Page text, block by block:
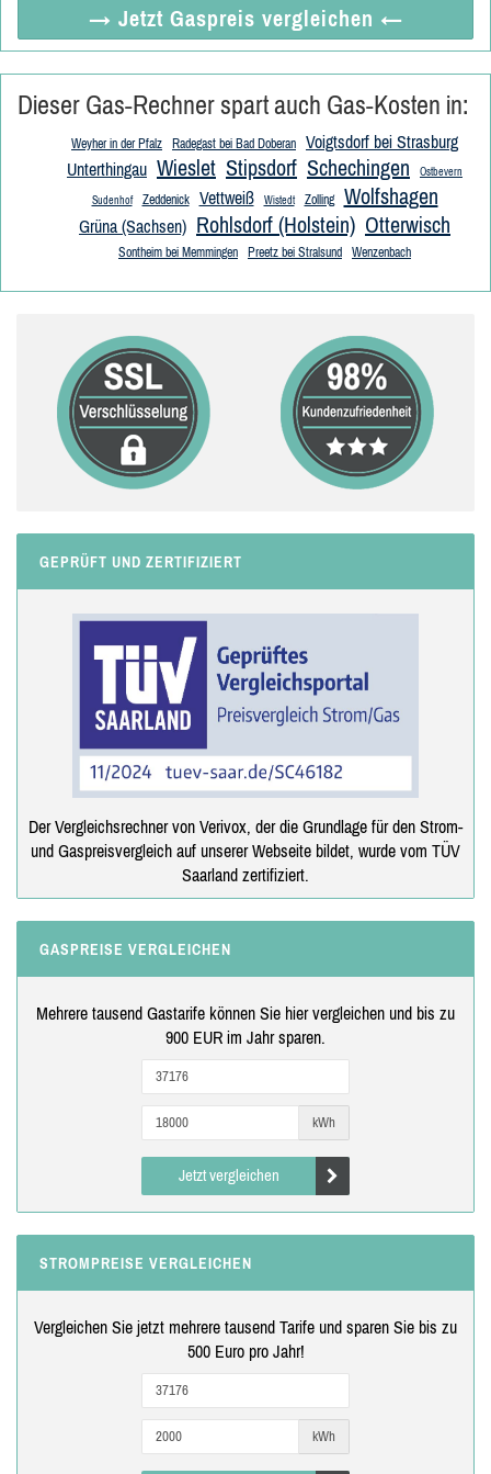
→ Jetzt Gaspreis vergleichen ←
Dieser Gas-Rechner spart auch Gas-Kosten in:
Weyher in der Pfalz Radegast bei Bad Doberan
Voigtsdorf bei Strasburg
Unterthingau Wieslet Stipsdorf Schechingen Ostbevern
Sudenhof Zeddenick Vettweiß Wistedt Zolling Wolfshagen
Grüna (Sachsen) Rohlsdorf (Holstein) Otterwisch
Sontheim bei Memmingen Preetz bei Stralsund Wenzenbach
GEPRÜFT UND ZERTIFIZIERT
Der Vergleichsrechner von Verivox, der die Grundlage für den Strom-
und Gaspreisvergleich auf unserer Webseite bildet, wurde vom TÜV
Saarland zertifiziert.
GASPREISE VERGLEICHEN
Mehrere tausend Gastarife können Sie hier vergleichen und bis zu
900 EUR im Jahr sparen.
kWh
Jetzt vergleichen
STROMPREISE VERGLEICHEN
Vergleichen Sie jetzt mehrere tausend Tarife und sparen Sie bis zu
500 Euro pro Jahr!
kWh